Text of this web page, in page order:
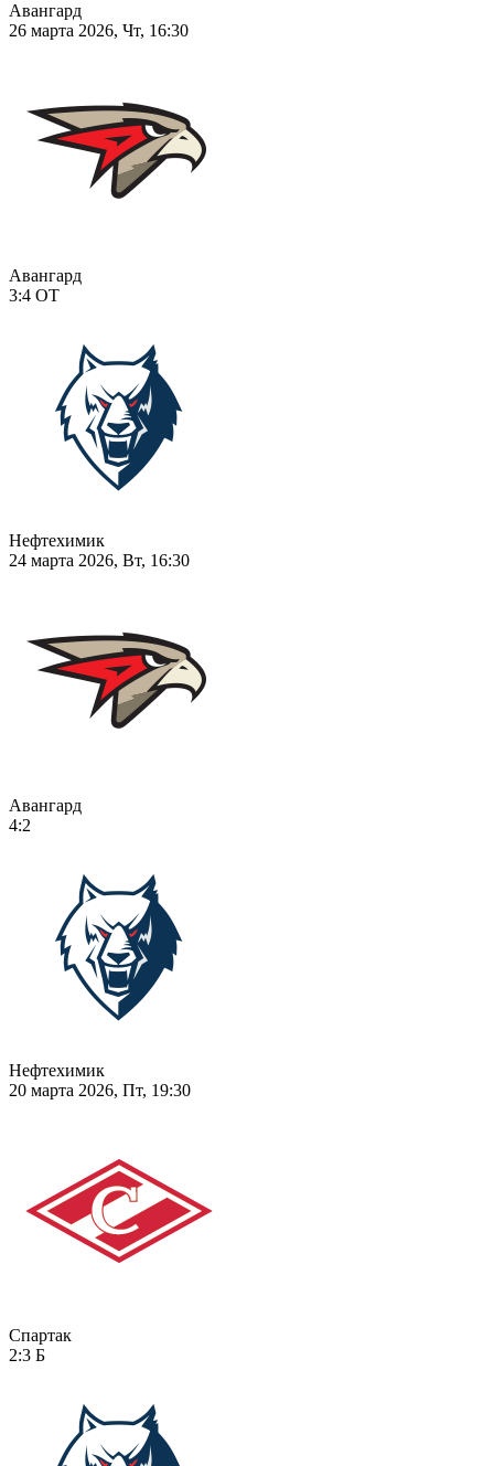
Авангард
26 марта 2026, Чт, 16:30
Авангард
3:4 ОТ
Нефтехимик
24 марта 2026, Вт, 16:30
Авангард
4:2
Нефтехимик
20 марта 2026, Пт, 19:30
Спартак
2:3 Б